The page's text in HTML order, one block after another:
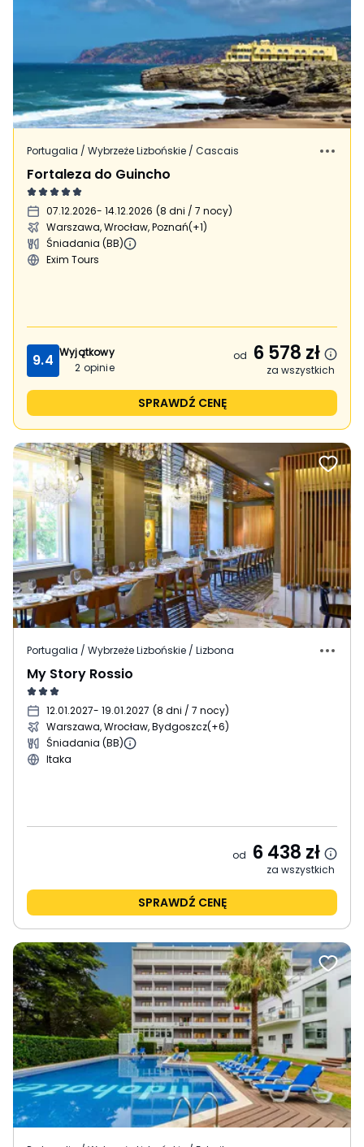
Portugalia / Wybrzeże Lizbońskie / Cascais
Fortaleza do Guincho
07.12.2026- 14.12.2026 (8 dni / 7 nocy)
Warszawa, Wrocław, Poznań(+1)
Śniadania (BB)
Exim Tours
9.4 Wyjątkowy
2 opinie
od 6 578 zł
za wszystkich
SPRAWDŹ CENĘ
Portugalia / Wybrzeże Lizbońskie / Lizbona
My Story Rossio
12.01.2027- 19.01.2027 (8 dni / 7 nocy)
Warszawa, Wrocław, Bydgoszcz(+6)
Śniadania (BB)
Itaka
od 6 438 zł
za wszystkich
SPRAWDŹ CENĘ